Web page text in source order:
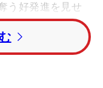
う好発進を見せ
チャンスにつけ
雨に苦しんだ。
アサイドに行っ